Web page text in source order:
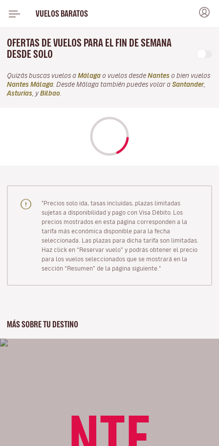
VUELOS BARATOS
OFERTAS DE VUELOS PARA EL FIN DE SEMANA
DESDE SOLO
Quizás buscas vuelos a Málaga o vuelos desde Nantes o bien vuelos
Nantes Málaga . Desde Málaga también puedes volar a Santander,
Asturias , y Bilbao
"Precios solo ida, tasas incluidas, plazas limitadas
sujetas a disponibilidad y pago con Visa Débito. Los
precios mostrados en esta página corresponden a la
tarifa más económica disponible para la fecha
seleccionada. Las plazas para dicha tarifa son limitadas.
Haz click en “Reservar vuelo” y podrás obtener el precio
para los vuelos seleccionados que se mostrará en la
sección “Resumen” de la página siguiente."
MÁS SOBRE TU DESTINO